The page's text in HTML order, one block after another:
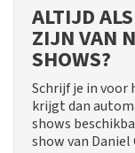
ALTIJD
ZIJN VAN
SHOWS?
Schrijf je in voor
krijgt dan
shows
show van Daniel